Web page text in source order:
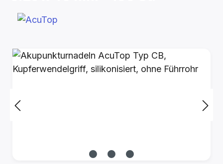
Bildergalerie überspringen